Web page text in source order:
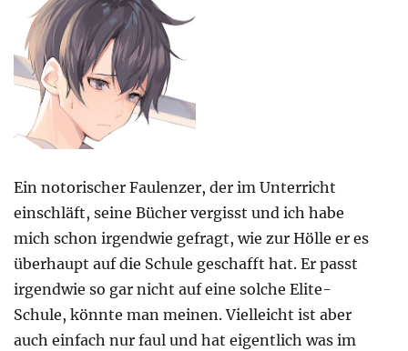
Ein notorischer Faulenzer, der im Unterricht
einschläft, seine Bücher vergisst und ich habe
mich schon irgendwie gefragt, wie zur Hölle er es
überhaupt auf die Schule geschafft hat. Er passt
irgendwie so gar nicht auf eine solche Elite-
Schule, könnte man meinen. Vielleicht ist aber
auch einfach nur faul und hat eigentlich was im